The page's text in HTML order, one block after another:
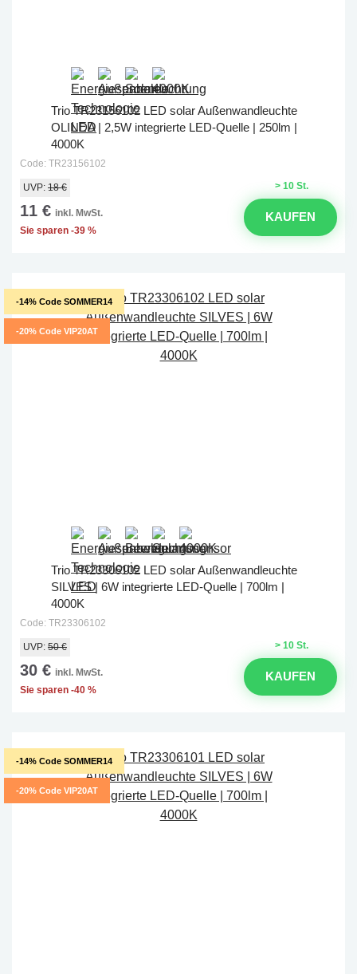
Trio TR23156102 LED solar Außenwandleuchte
OLINDA | 2,5W integrierte LED-Quelle | 250lm |
4000K
Code: TR23156102
> 10 St.
UVP: 18 €
11 € inkl. MwSt.
Sie sparen -39 %
KAUFEN
-14% Code SOMMER14
-20% Code VIP20AT
Trio TR23306102 LED solar Außenwandleuchte
SILVES | 6W integrierte LED-Quelle | 700lm |
4000K
Code: TR23306102
> 10 St.
UVP: 50 €
30 € inkl. MwSt.
Sie sparen -40 %
KAUFEN
-14% Code SOMMER14
-20% Code VIP20AT